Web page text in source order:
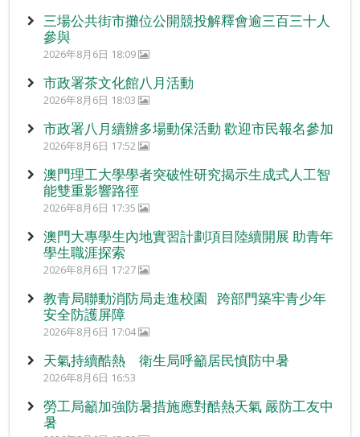
三場公共街市攤位公開競投解釋會逾三百三十人
參與
2026年8月6日 18:09
市政署茶文化館八月活動
2026年8月6日 18:03
市政署八月續辦多場動保活動 歡迎市民報名參加
2026年8月6日 17:52
澳門理工大學學者突破性研究揭示生成式人工智
能雙重影響路徑
2026年8月6日 17:35
澳門大專學生內地實習計劃項目陸續開展 助青年
學生職涯探索
2026年8月6日 17:27
教青局聯動消防局走進校園 跨部門築牢青少年
安全防護屏障
2026年8月6日 17:04
天氣持續酷熱 衛生局呼籲居民慎防中暑
2026年8月6日 16:53
勞工局籲加強防暑措施應對酷熱天氣 嚴防工友中
暑